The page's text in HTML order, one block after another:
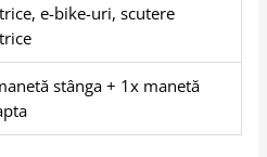
e-bike-uri, scutere
stânga + 1x manetă